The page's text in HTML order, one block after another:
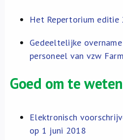
Het Repertorium editie
Gedeeltelijke
personeel van vzw
Goed om te weten
Elektronisch
op 1 juni 2018